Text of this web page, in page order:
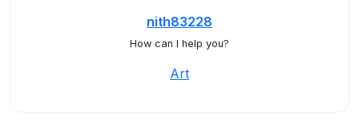
nith83228
How can I help you?
Art